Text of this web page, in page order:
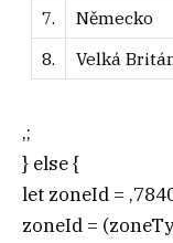
7.
Německo
8.
Velká
‚;
} else {
let zoneId =
zoneId =